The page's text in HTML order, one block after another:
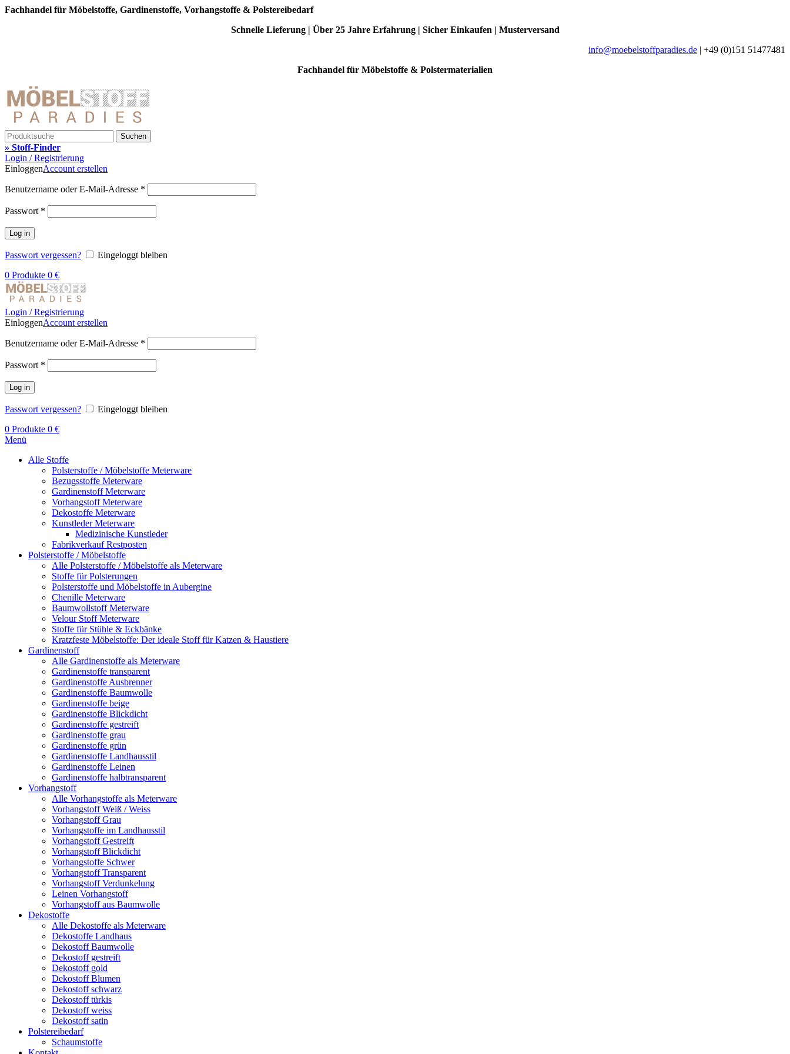
Fachhandel für Möbelstoffe, Gardinenstoffe, Vorhangstoffe & Polstereibedarf
Schnelle Lieferung | Über 25 Jahre Erfahrung | Sicher Einkaufen | Musterversand
info@moebelstoffparadies.de | +49 (0)151 51477481
Fachhandel für Möbelstoffe & Polstermaterialien
Suchen
» Stoff-Finder
Login / Registrierung
EinloggenAccount erstellen
Benutzername oder E-Mail-Adresse *
Passwort *
Log in
Passwort vergessen?
Eingeloggt bleiben
0 Produkte 0 €
Login / Registrierung
EinloggenAccount erstellen
Benutzername oder E-Mail-Adresse *
Passwort *
Log in
Passwort vergessen?
Eingeloggt bleiben
0 Produkte 0 €
Menü
Alle Stoffe
Polsterstoffe / Möbelstoffe Meterware
Bezugsstoffe Meterware
Gardinenstoff Meterware
Vorhangstoff Meterware
Dekostoffe Meterware
Kunstleder Meterware
Medizinische Kunstleder
Fabrikverkauf Restposten
Polsterstoffe / Möbelstoffe
Alle Polsterstoffe / Möbelstoffe als Meterware
Stoffe für Polsterungen
Polsterstoffe und Möbelstoffe in Aubergine
Chenille Meterware
Baumwollstoff Meterware
Velour Stoff Meterware
Stoffe für Stühle & Eckbänke
Kratzfeste Möbelstoffe: Der ideale Stoff für Katzen & Haustiere
Gardinenstoff
Alle Gardinenstoffe als Meterware
Gardinenstoffe transparent
Gardinenstoffe Ausbrenner
Gardinenstoffe Baumwolle
Gardinenstoffe beige
Gardinenstoffe Blickdicht
Gardinenstoffe gestreift
Gardinenstoffe grau
Gardinenstoffe grün
Gardinenstoffe Landhausstil
Gardinenstoffe Leinen
Gardinenstoffe halbtransparent
Vorhangstoff
Alle Vorhangstoffe als Meterware
Vorhangstoff Weiß / Weiss
Vorhangstoff Grau
Vorhangstoffe im Landhausstil
Vorhangstoff Gestreift
Vorhangstoff Blickdicht
Vorhangstoffe Schwer
Vorhangstoff Transparent
Vorhangstoff Verdunkelung
Leinen Vorhangstoff
Vorhangstoff aus Baumwolle
Dekostoffe
Alle Dekostoffe als Meterware
Dekostoffe Landhaus
Dekostoff Baumwolle
Dekostoff gestreift
Dekostoff gold
Dekostoff Blumen
Dekostoff schwarz
Dekostoff türkis
Dekostoff weiss
Dekostoff satin
Polstereibedarf
Schaumstoffe